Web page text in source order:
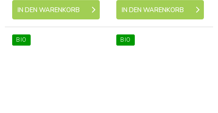
IN DEN WARENKORB IN DEN WARENKORB
BIO BIO